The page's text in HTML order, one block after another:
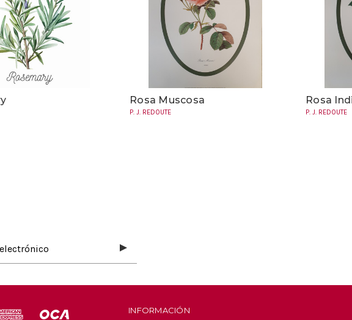
Rosa Muscosa
P. J. REDOUTE
Rosa
P. J. REDOUTE
INFORMACIÓN